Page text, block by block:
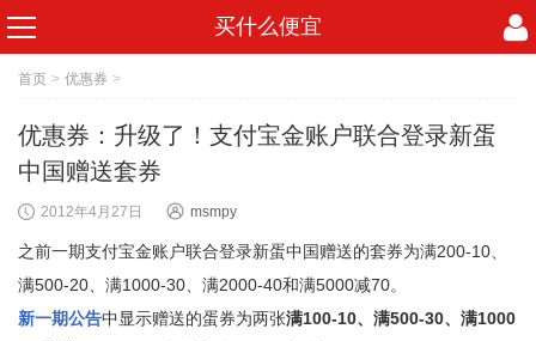
买什么便宜
首页 > 优惠券 >
优惠券：升级了！支付宝金账户联合登录新蛋
中国赠送套券
2012年4月27日 msmpy
之前一期支付宝金账户联合登录新蛋中国赠送的套券为满200-10、
满500-20、满1000-30、满2000-40和满5000减70。
新一期公告中显示赠送的蛋券为两张满100-10、满500-30、满1000